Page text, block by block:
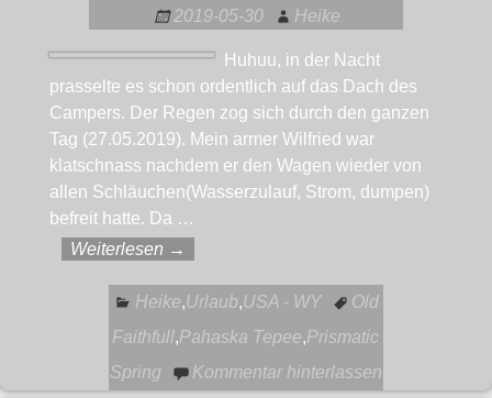
2019-05-30 Heike
Huhuu, in der Nacht
prasselte es schon ordentlich auf das Dach des
Campers. Der Regen zog sich durch den ganzen
Tag (27.05.2019). Mein armer Wilfried war
klatschnass nachdem er den Wagen wieder von
allen Schläuchen(Wasserzulauf, Strom, dumpen)
befreit hatte. Da …
Weiterlesen →
Heike,Urlaub,USA - WY
Old
Faithfull,Pahaska Tepee,Prismatic
Spring
Kommentar hinterlassen